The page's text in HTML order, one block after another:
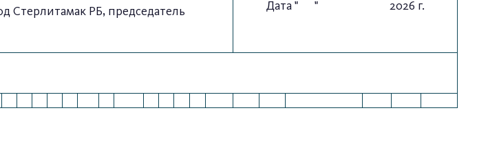
Стерлитамак РБ, председатель
Дата " " 2026 г.